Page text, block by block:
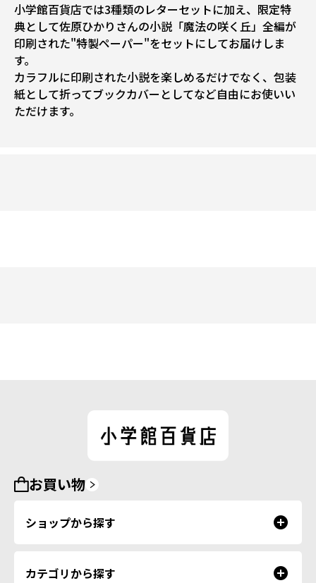
小学館百貨店では3種類のレターセットに加え、限定特
典として佐原ひかりさんの小説「魔法の咲く丘」全編が
印刷された"特製ペーパー"をセットにしてお届けしま
す。
カラフルに印刷された小説を楽しめるだけでなく、包装
紙として折ってブックカバーとしてなど自由にお使いい
ただけます。
お買い物
ショップから探す
カテゴリから探す